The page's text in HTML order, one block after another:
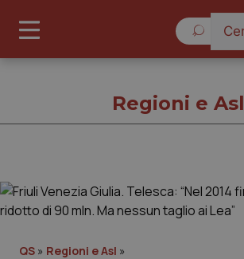
Regioni e Asl
QS » Regioni e Asl »